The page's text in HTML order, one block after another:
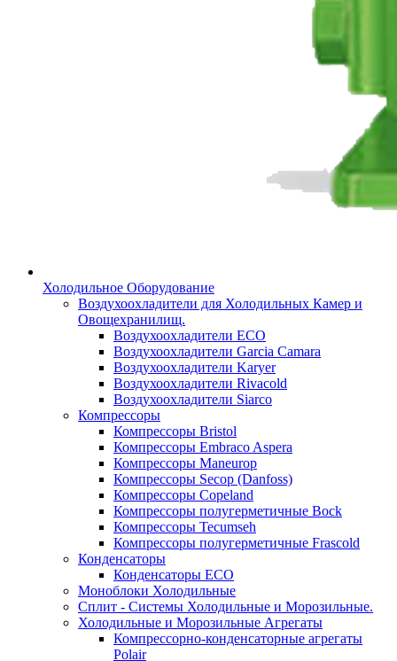
Холодильное Оборудование
Воздухоохладители для Холодильных Камер и
Овощехранилищ.
Воздухоохладители ECO
Воздухоохладители Garcia Camara
Воздухоохладители Karyer
Воздухоохладители Rivacold
Воздухоохладители Siarco
Компрессоры
Компрессоры Bristol
Компрессоры Embraco Aspera
Компрессоры Maneurop
Компрессоры Secop (Danfoss)
Компрессоры Copeland
Компрессоры полугерметичные Bock
Компрессоры Tecumseh
Компрессоры полугерметичные Frascold
Конденсаторы
Конденсаторы ECO
Моноблоки Холодильные
Сплит - Системы Холодильные и Морозильные.
Холодильные и Морозильные Агрегаты
Компрессорно-конденсаторные агрегаты
Polair